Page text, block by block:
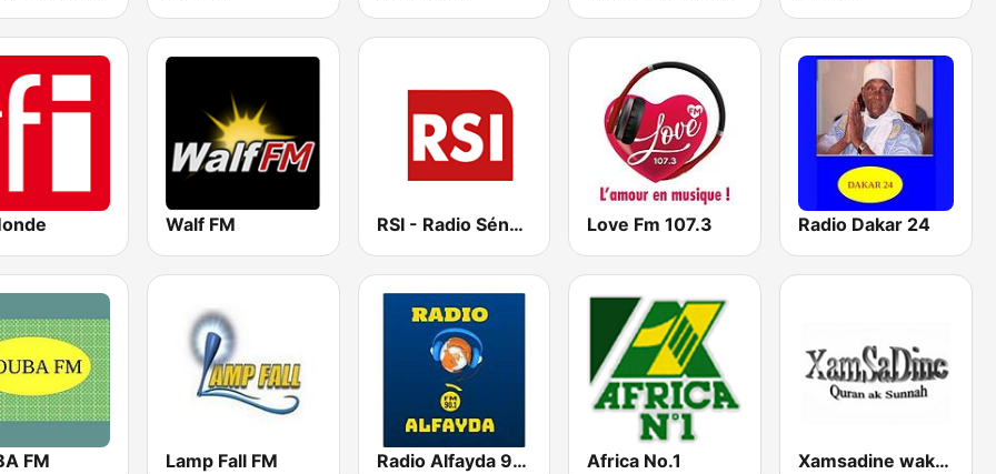
Walf FM RSI - Radio Sénégal Internationale Love Fm 107.3 Radio Dakar 24
FM Lamp Fall FM Radio Alfayda 90.1 FM Africa No.1 Xamsadine wakhtaan